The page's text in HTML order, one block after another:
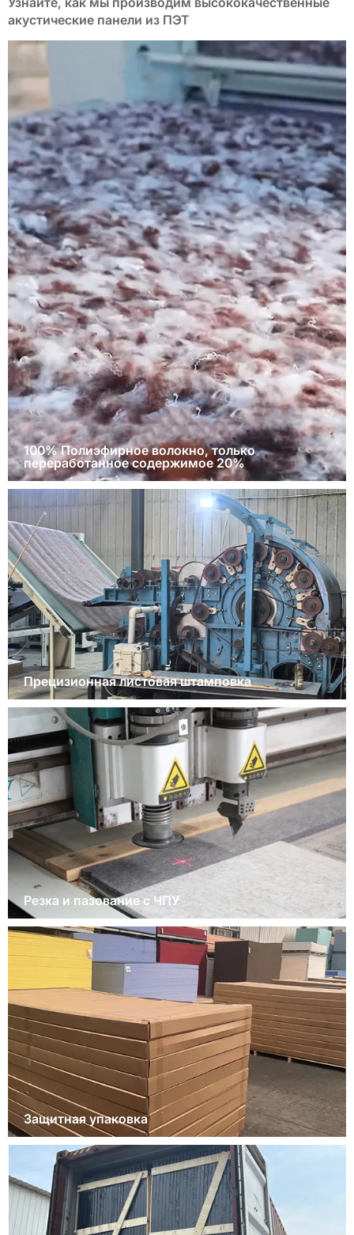
акустические панели из ПЭТ
100% Полиэфирное волокно, только
переработанное содержимое 20%
Прецизионная листовая штамповка
Резка и пазование с ЧПУ
Защитная упаковка